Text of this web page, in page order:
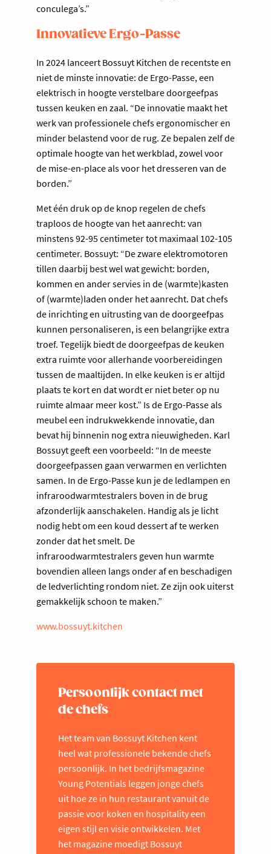
conculega’s.”
Innovatieve Ergo-Passe
In 2024 lanceert Bossuyt Kitchen de recentste en
niet de minste innovatie: de Ergo-Passe, een
elektrisch in hoogte verstelbare doorgeefpas
tussen keuken en zaal. “De innovatie maakt het
werk van professionele chefs ergonomischer en
minder belastend voor de rug. Ze bepalen zelf de
optimale hoogte van het werkblad, zowel voor
de mise-en-place als voor het dresseren van de
borden.”
Met één druk op de knop regelen de chefs
traploos de hoogte van het aanrecht: van
minstens 92-95 centimeter tot maximaal 102-105
centimeter. Bossuyt: “De zware elektromotoren
tillen daarbij best wel wat gewicht: borden,
kommen en ander servies in de (warmte)kasten
of (warmte)laden onder het aanrecht. Dat chefs
de inrichting en uitrusting van de doorgeefpas
kunnen personaliseren, is een belangrijke extra
troef. Tegelijk biedt de doorgeefpas de keuken
extra ruimte voor allerhande voorbereidingen
tussen de maaltijden. In elke keuken is er altijd
plaats te kort en dat wordt er niet beter op nu
ruimte almaar meer kost.” Is de Ergo-Passe als
meubel een indrukwekkende innovatie, dan
bevat hij binnenin nog extra nieuwigheden. Karl
Bossuyt geeft een voorbeeld: “In de meeste
doorgeefpassen gaan verwarmen en verlichten
samen. In de Ergo-Passe kun je de ledlampen en
infraroodwarmtestralers boven in de brug
afzonderlijk aanschakelen. Handig als je licht
nodig hebt om een koud dessert af te werken
zonder dat het smelt. De
infraroodwarmtestralers geven hun warmte
bovendien alleen langs onder af en beschadigen
de ledverlichting rondom niet. Ze zijn ook uiterst
gemakkelijk schoon te maken.”
www.bossuyt.kitchen
Persoonlijk contact met
de chefs
Het team van Bossuyt Kitchen kent
heel wat professionele bekende chefs
persoonlijk. In het bedrijfsmagazine
Young Potentials leggen jonge chefs
uit hoe ze in hun restaurant vanuit de
passie voor koken en hospitality een
eigen stijl en visie ontwikkelen. Met
het magazine moedigt Bossuyt